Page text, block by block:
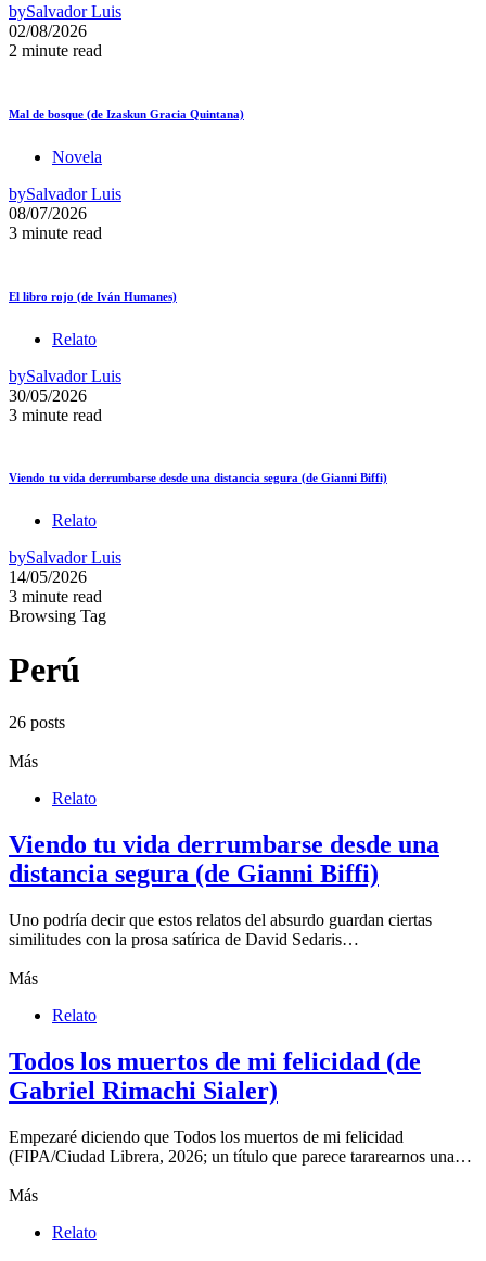
bySalvador Luis
02/08/2026
2 minute read
Mal de bosque (de Izaskun Gracia Quintana)
Novela
bySalvador Luis
08/07/2026
3 minute read
El libro rojo (de Iván Humanes)
Relato
bySalvador Luis
30/05/2026
3 minute read
Viendo tu vida derrumbarse desde una distancia segura (de Gianni Biffi)
Relato
bySalvador Luis
14/05/2026
3 minute read
Browsing Tag
Perú
26 posts
Más
Relato
Viendo tu vida derrumbarse desde una
distancia segura (de Gianni Biffi)
Uno podría decir que estos relatos del absurdo guardan ciertas
similitudes con la prosa satírica de David Sedaris…
Más
Relato
Todos los muertos de mi felicidad (de
Gabriel Rimachi Sialer)
Empezaré diciendo que Todos los muertos de mi felicidad
(FIPA/Ciudad Librera, 2026; un título que parece tararearnos una…
Más
Relato